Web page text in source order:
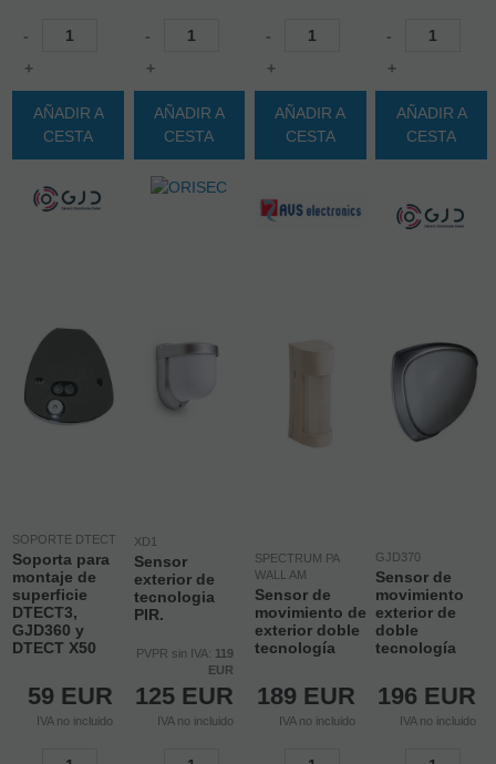
-
+
AÑADIR A
CESTA
-
+
AÑADIR A
CESTA
-
+
AÑADIR A
CESTA
-
+
AÑADIR A
CESTA
SOPORTE DTECT
Soporta para
montaje de
superficie
DTECT3,
GJD360 y
DTECT X50
59 EUR
IVA no incluido
XD1
Sensor
exterior de
tecnologia
PIR.
PVPR sin IVA: 119
EUR
125 EUR
IVA no incluido
SPECTRUM PA
WALL AM
Sensor de
movimiento de
exterior doble
tecnología
189 EUR
IVA no incluido
GJD370
Sensor de
movimiento
exterior de
doble
tecnología
196 EUR
IVA no incluido